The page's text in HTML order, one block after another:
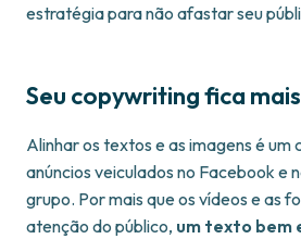
estratégia para não afastar seu
Seu copywriting fica
Alinhar os textos e as imagens é um
anúncios veiculados no Facebook e
grupo. Por mais que os vídeos e as
atenção do público, um texto bem